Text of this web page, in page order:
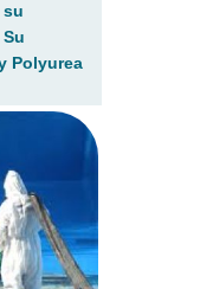
su
Polyurea